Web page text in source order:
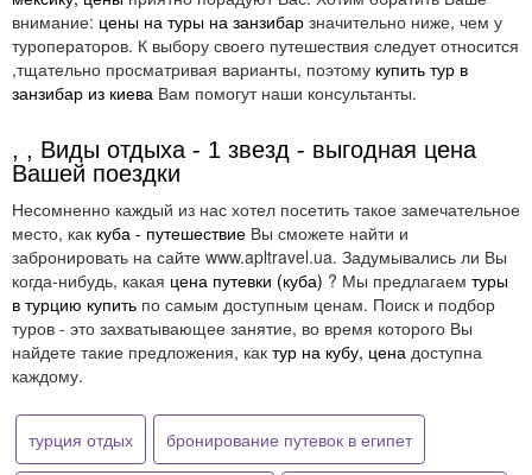
внимание: цены на туры на занзибар значительно ниже, чем у
туроператоров. К выбору своего путешествия следует относится
,тщательно просматривая варианты, поэтому купить тур в
занзибар из киева Вам помогут наши консультанты.
, , Виды отдыха - 1 звезд - выгодная цена
Вашей поездки
Несомненно каждый из нас хотел посетить такое замечательное
место, как куба - путешествие Вы сможете найти и
забронировать на сайте www.apltravel.ua. Задумывались ли Вы
когда-нибудь, какая цена путевки (куба) ? Мы предлагаем туры
в турцию купить по самым доступным ценам. Поиск и подбор
туров - это захватывающее занятие, во время которого Вы
найдете такие предложения, как тур на кубу, цена доступна
каждому.
турция отдых бронирование путевок в египет